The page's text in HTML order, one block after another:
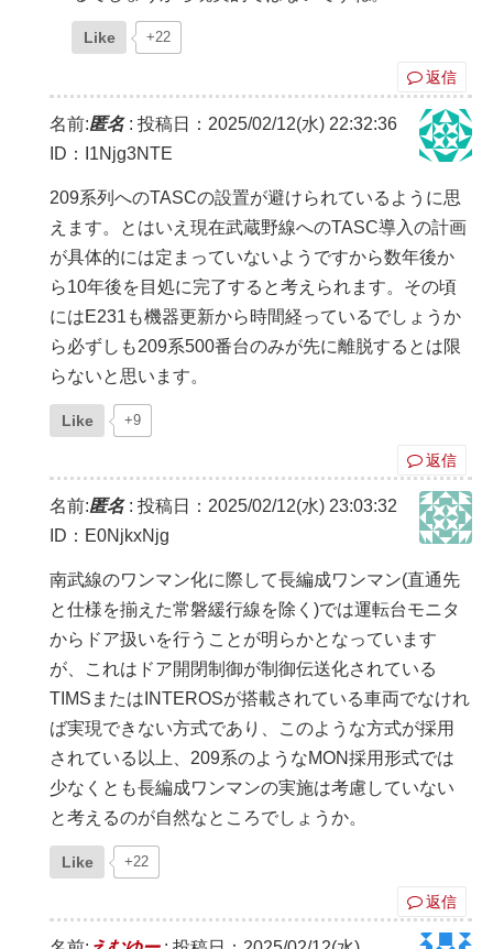
Like +22
返信
名前:匿名: 投稿日：2025/02/12(水) 22:32:36
ID：I1Njg3NTE
209系列へのTASCの設置が避けられているように思
えます。とはいえ現在武蔵野線へのTASC導入の計画
が具体的には定まっていないようですから数年後か
ら10年後を目処に完了すると考えられます。その頃
にはE231も機器更新から時間経っているでしょうか
ら必ずしも209系500番台のみが先に離脱するとは限
らないと思います。
Like +9
返信
名前:匿名: 投稿日：2025/02/12(水) 23:03:32
ID：E0NjkxNjg
南武線のワンマン化に際して長編成ワンマン(直通先
と仕様を揃えた常磐緩行線を除く)では運転台モニタ
からドア扱いを行うことが明らかとなっています
が、これはドア開閉制御が制御伝送化されている
TIMSまたはINTEROSが搭載されている車両でなけれ
ば実現できない方式であり、このような方式が採用
されている以上、209系のようなMON採用形式では
少なくとも長編成ワンマンの実施は考慮していない
と考えるのが自然なところでしょうか。
Like +22
返信